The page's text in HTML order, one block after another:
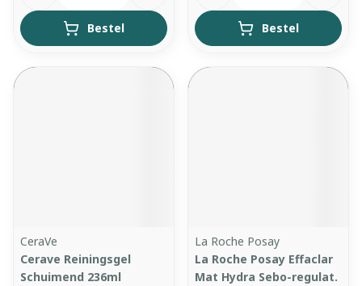
Bestel Bestel
CeraVe
Cerave Reiningsgel
Schuimend 236ml
La Roche Posay
La Roche Posay Effaclar
Mat Hydra Sebo-regulat.